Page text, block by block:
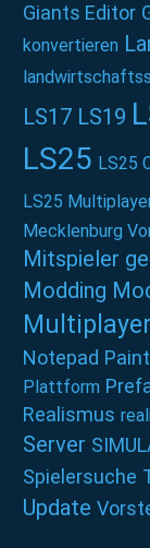
Giants Editor
konvertieren
LS17 LS19
LS25 LS25
LS25
Mecklenburg
Mitspieler
Modding
Multiplayer
Notepad Paint
Plattform
Realismus
Server
Spielersuche
Update